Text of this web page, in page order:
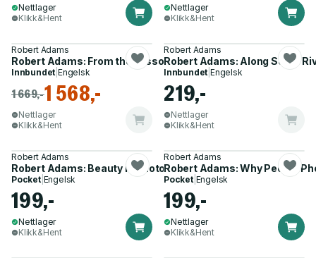
Nettlager
Klikk&Hent
Nettlager
Klikk&Hent
Robert Adams
Robert Adams: From the Missouri West
Innbundet |Engelsk
1 669,-1 568,-
Nettlager
Klikk&Hent
Robert Adams
Robert Adams: Along Some
Innbundet |Engelsk
219,-
Nettlager
Klikk&Hent
Robert Adams
Robert Adams: Beauty in Photography
Pocket| Engelsk
199,-
Nettlager
Klikk&Hent
Robert Adams
Robert Adams: Why People
Pocket| Engelsk
199,-
Nettlager
Klikk&Hent